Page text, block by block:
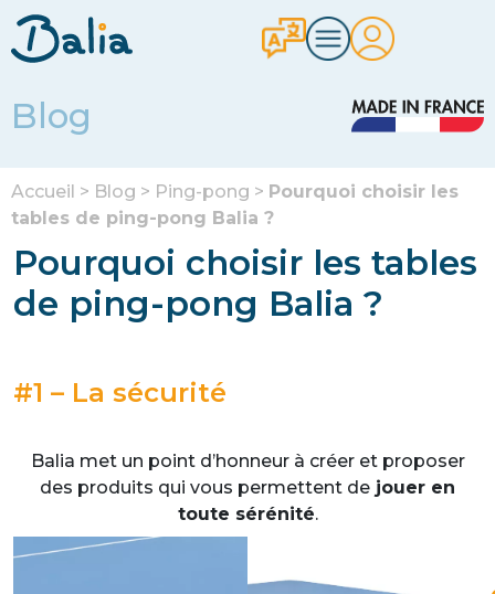
Blog
Accueil > Blog > Ping-pong > Pourquoi choisir les
tables de ping-pong Balia ?
Pourquoi choisir les tables
de ping-pong Balia ?
#1 – La sécurité
Balia met un point d’honneur à créer et proposer
des produits qui vous permettent de jouer en
toute sérénité.